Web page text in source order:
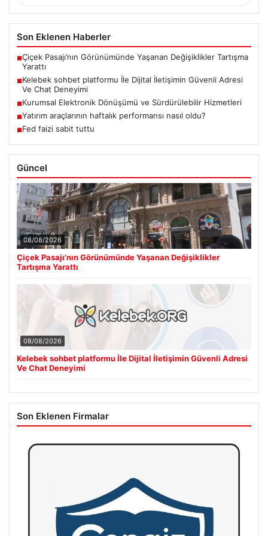
Son Eklenen Haberler
■Çiçek Pasajı’nın Görünümünde Yaşanan Değişiklikler Tartışma
Yarattı
■Kelebek sohbet platformu İle Dijital İletişimin Güvenli Adresi
Ve Chat Deneyimi
■Kurumsal Elektronik Dönüşümü ve Sürdürülebilir Hizmetleri
■Yatırım araçlarının haftalık performansı nasıl oldu?
■Fed faizi sabit tuttu
Güncel
08/08/2026
Çiçek Pasajı’nın Görünümünde Yaşanan Değişiklikler
Tartışma Yarattı
08/08/2026
Kelebek sohbet platformu İle Dijital İletişimin Güvenli Adresi
Ve Chat Deneyimi
Son Eklenen Firmalar